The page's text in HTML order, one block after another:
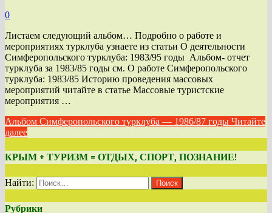
0
Листаем следующий альбом… Подробно о работе и
мероприятиях турклуба узнаете из статьи О деятельности
Симферопольского турклуба: 1983/95 годы Альбом- отчет
турклуба за 1983/85 годы см. О работе Симферопольского
турклуба: 1983/85 Историю проведения массовых
мероприятий читайте в статье Массовые туристские
мероприятия …
Альбом Симферопольского турклуба — 1986/87 годы Читайте
далее
КРЫМ + ТУРИЗМ = ОТДЫХ, СПОРТ, ПОЗНАНИЕ!
Найти:
Рубрики